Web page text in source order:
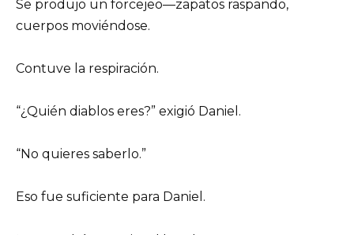
Se produjo un forcejeo—zapatos raspando,
cuerpos moviéndose.
Contuve la respiración.
“¿Quién diablos eres?” exigió Daniel.
“No quieres saberlo.”
Eso fue suficiente para Daniel.